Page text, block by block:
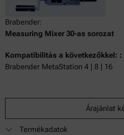
Brabender:
Measuring Mixer 30-as sorozat
Kompatibilitás a következőkkel: :
Brabender MetaStation 4 | 8 | 16
Árajánlat
Termékadatok